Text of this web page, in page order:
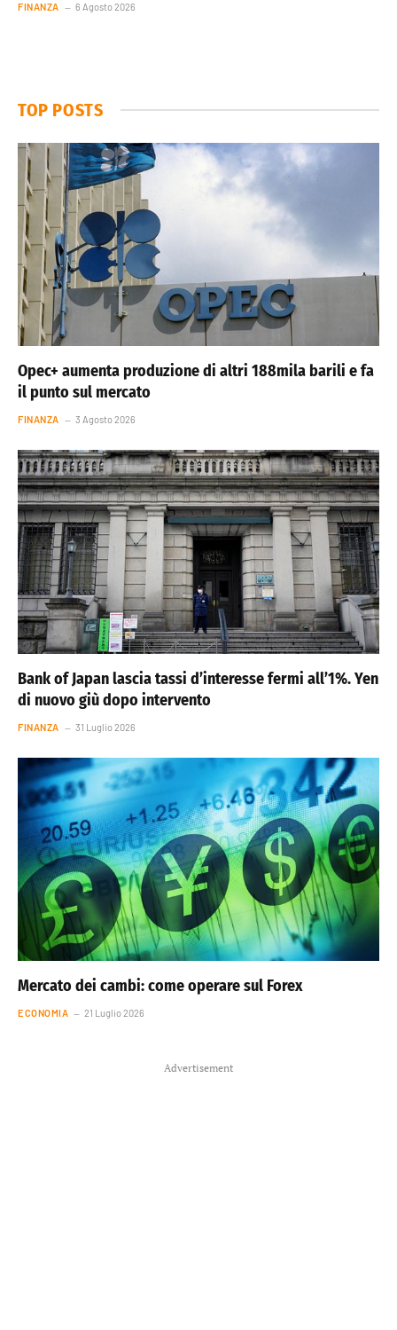
FINANZA 6 Agosto 2026
TOP POSTS
Opec+ aumenta produzione di altri 188mila barili e fa
il punto sul mercato
FINANZA 3 Agosto 2026
Bank of Japan lascia tassi d’interesse fermi all’1%. Yen
di nuovo giù dopo intervento
FINANZA 31 Luglio 2026
Mercato dei cambi: come operare sul Forex
ECONOMIA 21 Luglio 2026
Advertisement